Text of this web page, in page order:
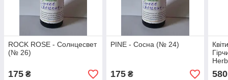
ROCK ROSE - Солнцесвет
(№ 26)
175 ₴
PINE - Сосна (№ 24)
175₴ 580